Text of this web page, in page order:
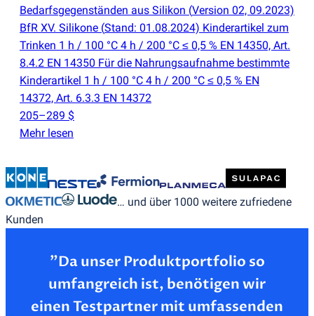
Bedarfsgegenständen aus Silikon (Version 02, 09.2023)
BfR XV. Silikone (Stand: 01.08.2024) Kinderartikel zum
Trinken 1 h / 100 °C 4 h / 200 °C ≤ 0,5 % EN 14350, Art.
8.4.2 EN 14350 Für die Nahrungsaufnahme bestimmte
Kinderartikel 1 h / 100 °C 4 h / 200 °C ≤ 0,5 % EN
14372, Art. 6.3.3 EN 14372
205–289 $
Mehr lesen
… und über 1000 weitere zufriedene
Kunden
”Da unser Produktportfolio so
umfangreich ist, benötigen wir
einen Testpartner mit umfassenden